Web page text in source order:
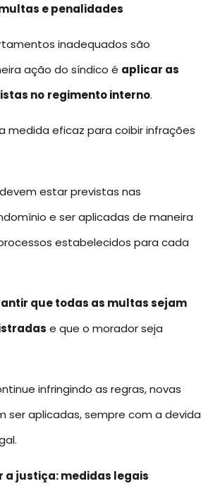
e penalidades
inadequados são
ação do síndico é aplicar as
no regimento interno.
medida eficaz para coibir infrações
estar previstas nas
e ser aplicadas de maneira
estabelecidos para cada
que todas as multas sejam
e que o morador seja
infringindo as regras, novas
ser aplicadas, sempre com a devida
a justiça: medidas legais